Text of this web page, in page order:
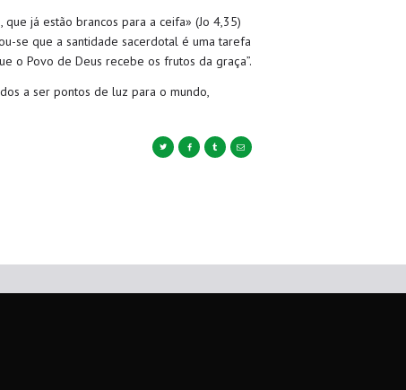
já estão brancos para a ceifa» (Jo 4,35)
se que a santidade sacerdotal é uma tarefa
o Povo de Deus recebe os frutos da graça”.
a ser pontos de luz para o mundo,